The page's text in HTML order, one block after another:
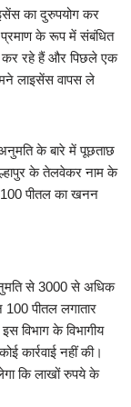
का दुरुपयोग कर
के रूप में संबंधित
कर रहे हैं और पिछले एक
लाइसेंस वापस ले
के बारे में पूछताछ
के तेलवेकर नाम के
100 पीतल का खनन
से 3000 से अधिक
पीतल लगातार
विभाग के विभागीय
कार्रवाई नहीं की।
कि लाखों रुपये के